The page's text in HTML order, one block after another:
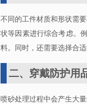
不同的工件材质和形状需
状等因素进行综合考虑。
料。同时，还需要选择合
二、穿戴防护用
喷砂处理过程中会产生大